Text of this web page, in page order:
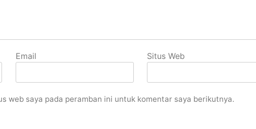
Email Situs Web
web saya pada peramban ini untuk komentar saya berikutnya.